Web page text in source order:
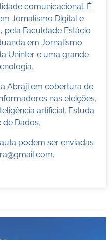
comunicacional. É
Jornalismo Digital e
pela Faculdade Estácio
em Jornalismo
Uninter e uma grande
Abraji em cobertura de
nas eleições,
artificial. Estuda
de Dados.
podem ser enviadas
.